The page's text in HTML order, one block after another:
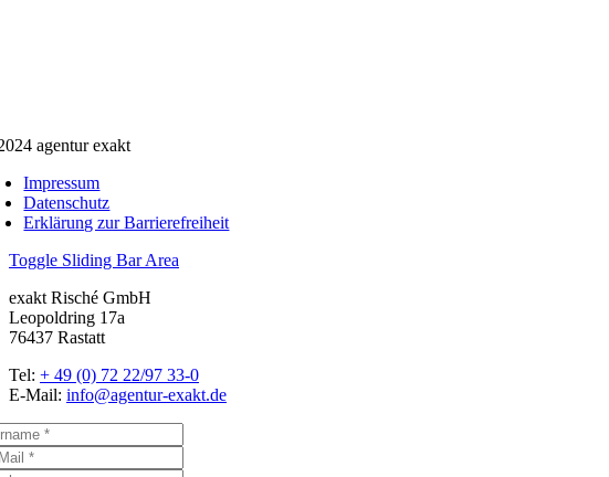
agentur exakt
Impressum
Datenschutz
Erklärung zur Barrierefreiheit
Toggle Sliding Bar Area
exakt Risché GmbH
Leopoldring 17a
76437 Rastatt
Tel: + 49 (0) 72 22/97 33-0
E-Mail: info@agentur-exakt.de